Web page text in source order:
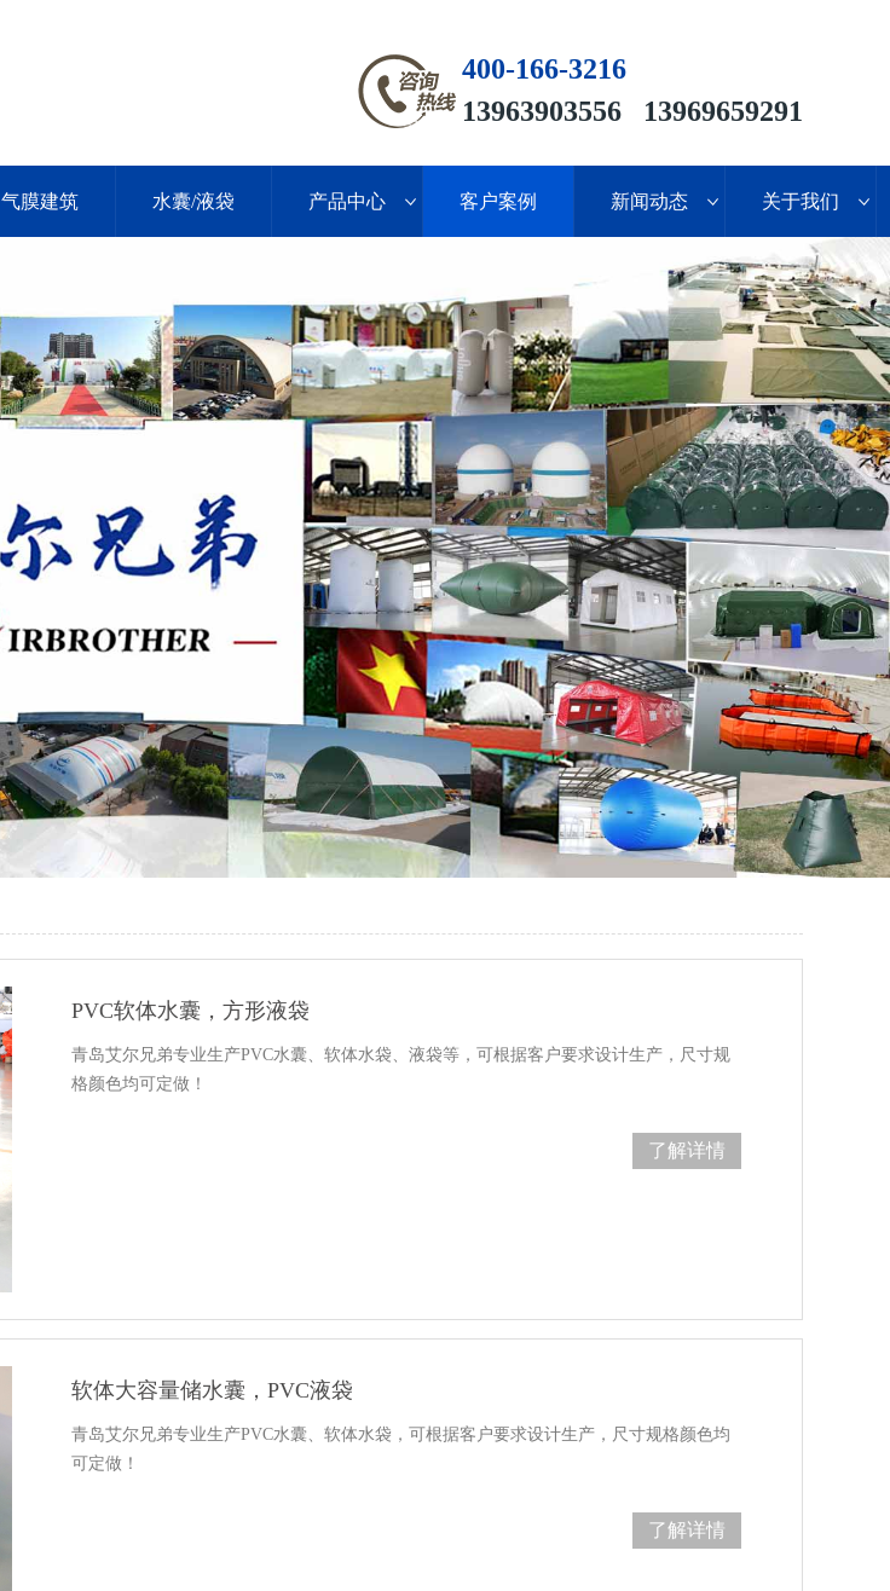
400-166-3216
13963903556 13969659291
气膜建筑 水囊/液袋 产品中心 客户案例 新闻动态 关于我们
PVC软体水囊，方形液袋
青岛艾尔兄弟专业生产PVC水囊、软体水袋、液袋等，可根据客户要求设计生产，尺寸规
格颜色均可定做！
了解详情
软体大容量储水囊，PVC液袋
青岛艾尔兄弟专业生产PVC水囊、软体水袋，可根据客户要求设计生产，尺寸规格颜色均
可定做！
了解详情